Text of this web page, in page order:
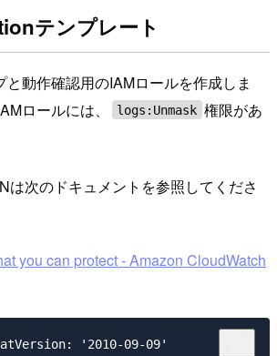
テンプレート
動作確認用のIAMロールを作成しま
ロールには、
logs:Unmask 権限があ
は次のドキュメントを参照してくださ
you can protect - Amazon CloudWatch
'2010-09-09'